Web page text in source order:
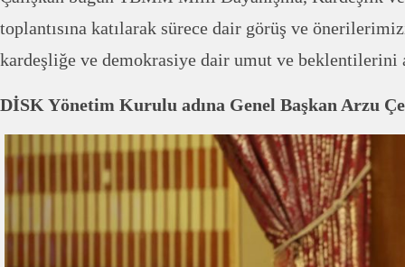
toplantısına katılarak sürece dair görüş ve
kardeşliğe ve demokrasiye dair umut ve beklentilerini
DİSK Yönetim Kurulu adına Genel Başkan Arzu